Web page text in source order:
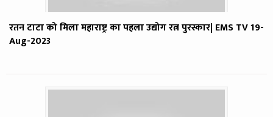
रतन टाटा को मिला महाराष्ट्र का पहला उद्योग रत्न पुरस्कार| EMS TV 19-
Aug-2023